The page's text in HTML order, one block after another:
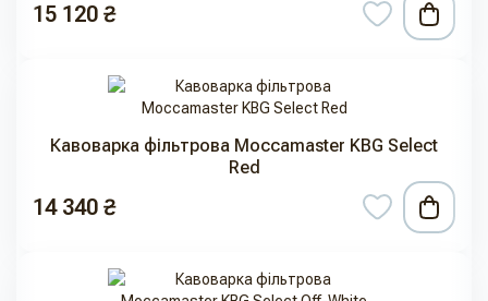
15 120 ₴
Кавоварка фільтрова Moccamaster KBG Select
Red
14 340 ₴